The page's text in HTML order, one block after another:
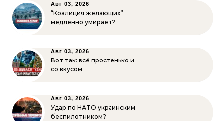
Авг 03, 2026
“Коалиция желающих”
медленно умирает?
Авг 03, 2026
Вот так: всё простенько и
со вкусом
Авг 03, 2026
Удар по НАТО украинским
беспилотником?